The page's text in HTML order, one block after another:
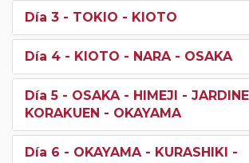
Día 3 - TOKIO - KIOTO
Día 4 - KIOTO - NARA - OSAKA
Día 5 - OSAKA - HIMEJI -
KORAKUEN - OKAYAMA
Día 6 - OKAYAMA - KURASHIKI -